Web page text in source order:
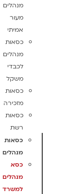
מנהלים
מעור
אמיתי
כסאות
מנהלים
לכבדי
משקל
כסאות
מזכירה
כסאות
רשת
כסאות
מנהלים
כסא
מנהלים
למשרד